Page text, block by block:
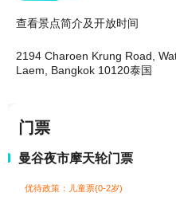
查看景点简介及开放时间
2194 Charoen Krung Road,
Laem, Bangkok 10120泰国
门票
曼谷夜市摩天轮门票
优待政策：儿童票(0-2岁)